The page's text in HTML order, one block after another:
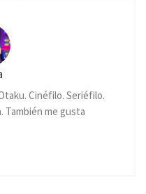
Cinéfilo. Seriéfilo.
También me gusta